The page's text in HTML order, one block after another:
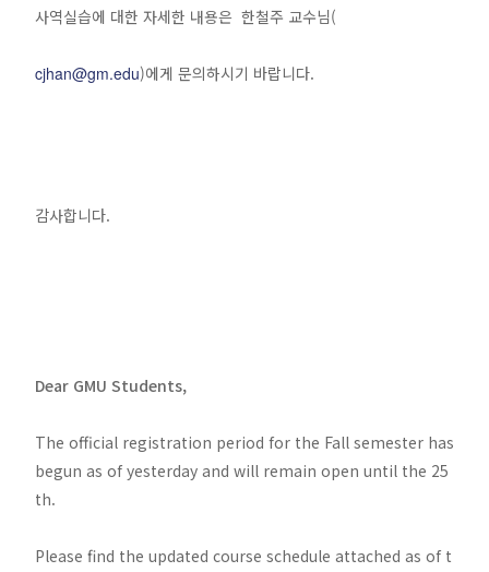
사역실습에 대한 자세한 내용은 한철주 교수님(
cjhan@gm.edu)에게 문의하시기 바랍니다.
감사합니다.
Dear GMU Students,
The official registration period for the Fall semester has
begun as of yesterday and will remain open until the 25
th.
Please find the updated course schedule attached as of t